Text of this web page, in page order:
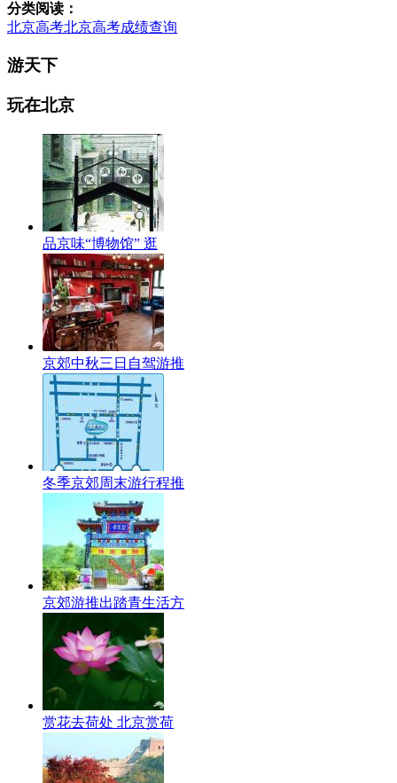
分类阅读：
北京高考北京高考成绩查询
游天下
玩在北京
品京味“博物馆” 逛
京郊中秋三日自驾游推
冬季京郊周末游行程推
京郊游推出踏青生活方
赏花去荷处 北京赏荷